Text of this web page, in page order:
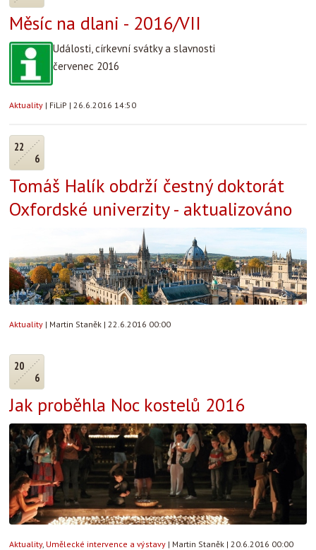
Měsíc na dlani - 2016/VII
Události, církevní svátky a slavnosti
červenec 2016
Aktuality | FiLiP | 26.6.2016 14:50
22
6
Tomáš Halík obdrží čestný doktorát
Oxfordské univerzity - aktualizováno
Aktuality | Martin Staněk | 22.6.2016 00:00
20
6
Jak proběhla Noc kostelů 2016
Aktuality, Umělecké intervence a výstavy | Martin Staněk | 20.6.2016 00:00